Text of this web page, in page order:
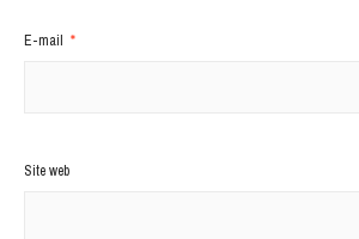
E-mail *
Site web